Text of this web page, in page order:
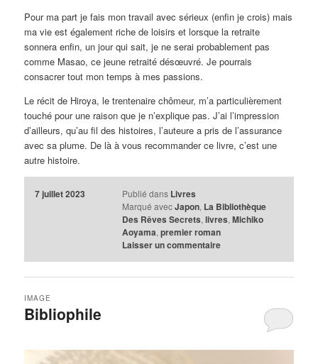
Pour ma part je fais mon travail avec sérieux (enfin je crois) mais
ma vie est également riche de loisirs et lorsque la retraite
sonnera enfin, un jour qui sait, je ne serai probablement pas
comme Masao, ce jeune retraité désœuvré. Je pourrais
consacrer tout mon temps à mes passions.
Le récit de Hiroya, le trentenaire chômeur, m’a particulièrement
touché pour une raison que je n’explique pas. J’ai l’impression
d’ailleurs, qu’au fil des histoires, l’auteure a pris de l’assurance
avec sa plume. De là à vous recommander ce livre, c’est une
autre histoire.
7 juillet 2023 Publié dans Livres
Marqué avec Japon, La Bibliothèque
Des Rêves Secrets, livres, Michiko
Aoyama, premier roman
Laisser un commentaire
Bibliophile
IMAGE